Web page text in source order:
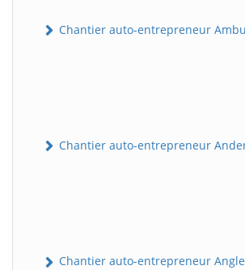
Chantier auto-entrepreneur
Chantier auto-entrepreneur
Chantier auto-entrepreneur